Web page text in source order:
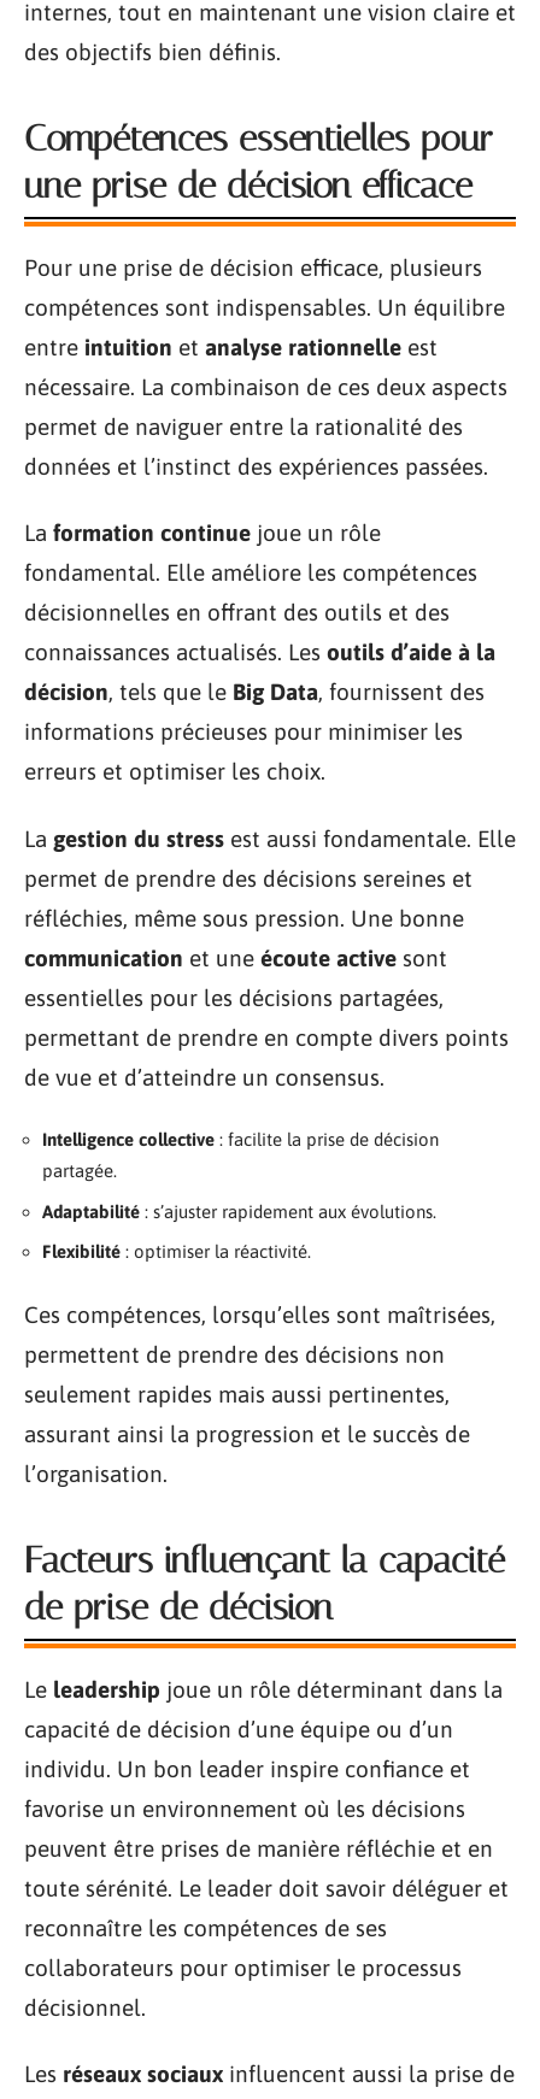
internes, tout en maintenant une vision claire et
des objectifs bien définis.
Compétences essentielles pour
une prise de décision efficace
Pour une prise de décision efficace, plusieurs
compétences sont indispensables. Un équilibre
entre intuition et analyse rationnelle est
nécessaire. La combinaison de ces deux aspects
permet de naviguer entre la rationalité des
données et l’instinct des expériences passées.
La formation continue joue un rôle
fondamental. Elle améliore les compétences
décisionnelles en offrant des outils et des
connaissances actualisés. Les outils d’aide à la
décision, tels que le Big Data, fournissent des
informations précieuses pour minimiser les
erreurs et optimiser les choix.
La gestion du stress est aussi fondamentale. Elle
permet de prendre des décisions sereines et
réfléchies, même sous pression. Une bonne
communication et une écoute active sont
essentielles pour les décisions partagées,
permettant de prendre en compte divers points
de vue et d’atteindre un consensus.
Intelligence collective : facilite la prise de décision
partagée.
Adaptabilité : s’ajuster rapidement aux évolutions.
Flexibilité : optimiser la réactivité.
Ces compétences, lorsqu’elles sont maîtrisées,
permettent de prendre des décisions non
seulement rapides mais aussi pertinentes,
assurant ainsi la progression et le succès de
l’organisation.
Facteurs influençant la capacité
de prise de décision
Le leadership joue un rôle déterminant dans la
capacité de décision d’une équipe ou d’un
individu. Un bon leader inspire confiance et
favorise un environnement où les décisions
peuvent être prises de manière réfléchie et en
toute sérénité. Le leader doit savoir déléguer et
reconnaître les compétences de ses
collaborateurs pour optimiser le processus
décisionnel.
Les réseaux sociaux influencent aussi la prise de